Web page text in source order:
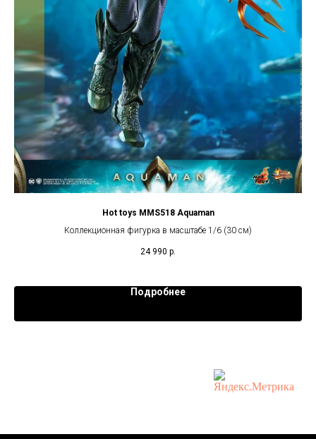
Hot toys MMS518 Aquaman
Коллекционная фигурка в масштабе 1/6 (30 см)
24 990 р.
Подробнее